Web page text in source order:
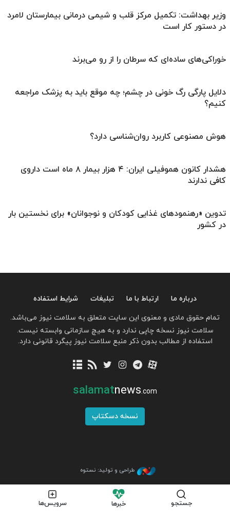
وزیر بهداشت: تکمیل مرکز قلب و شیمی درمانی بیمارستان لامرد
در دستور کار است
خوراکی‌های ساده‌ای که سرطان را از رو می‌برند
دلایل پارگی رگ خونی در چشم؛ چه موقع باید به پزشک مراجعه
کنیم؟
هوش مصنوعی کاربرد روان‌شناسی دارد؟
هشدار کانون هموفیلی ایران: ۴ هزار بیمار ۸ ماه است داروی
کافی ندارند
تدوین «رهنمودهای غذایی کودکان و نوجوانان» برای نخستین بار
در کشور
جستجو خبرها سرویس‌ها
درباره ما ارتباط با ما تبلیغات
شرایط استفاده
تمام حقوق مادی و معنوی این سایت متعلق به سلامت نیوز می‌باشد.
سلامت نیوز نسخه چاپی ندارد و به هیچ سازمانی وابسته نیست.
استفاده از مطالب بدون ذکر منبع سلامت نیوز پیگرد قانونی دارد.
salamatnews.com
نسخه دسکتاپ
طراحی و تولید: نستوه